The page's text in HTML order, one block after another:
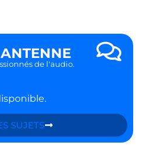
de l'audio.
SUJETS